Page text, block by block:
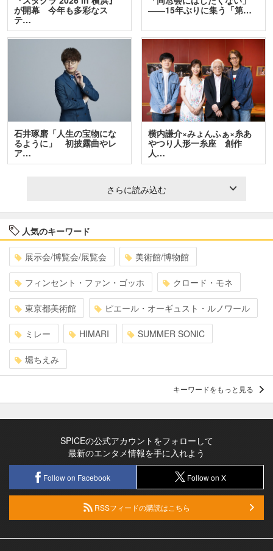
が開幕 今年も多彩なス
テ…
――15年ぶりに集う「第…
石井琢磨「人生の宝物にな
るように」 初披露曲やレ
ア…
横内謙介×みょんふぁ×糸あ
やつり人形一糸座 創作
人…
さらに読み込む
人気のキーワード
展示会/博覧会/展覧会 美術館/博物館
フィンセント・ファン・ゴッホ クロード・モネ
東京都美術館 ピエール・オーギュスト・ルノワール
ミレー HIMARI SUMMER SONIC
堀ちえみ
キーワードをもっと見る
SPICEの公式アカウントをフォローして
最新のエンタメ情報を手に入れよう
Follow on Facebook Follow on X
RSSフィードの購読はこちら